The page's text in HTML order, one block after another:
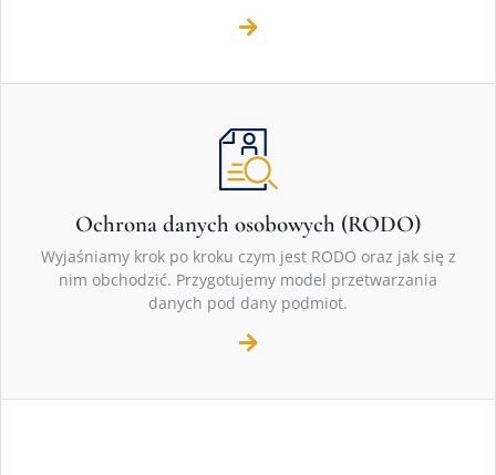
Ochrona danych osobowych (RODO)
Wyjaśniamy krok po kroku czym jest RODO oraz jak się z
nim obchodzić. Przygotujemy model przetwarzania
danych pod dany podmiot.